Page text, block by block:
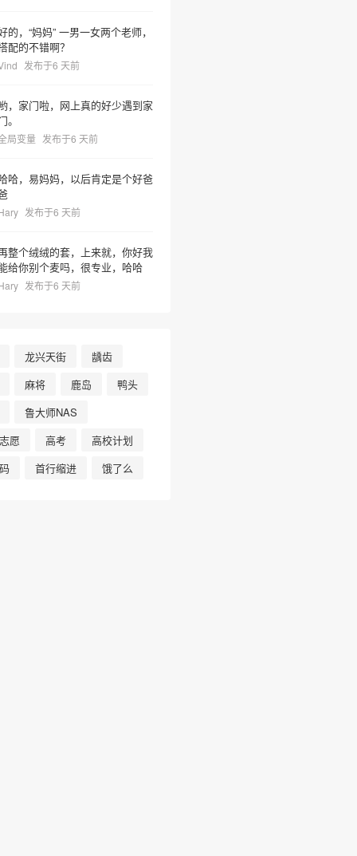
的，“妈妈” 一男一女两个老师，
配的不错啊？
发布于6 天前
，家门啦，网上真的好少遇到家
。
局变量 发布于6 天前
哈，易妈妈，以后肯定是个好爸
发布于6 天前
整个绒绒的套，上来就，你好我
给你别个麦吗，很专业，哈哈
发布于6 天前
龙兴天街
龋齿
麻将
鹿岛
鸭头
鲁大师NAS
愿
高考
高校计划
首行缩进 饿了么